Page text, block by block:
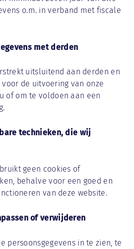
o.m. in verband met fiscale
met derden
uitsluitend aan derden en
de uitvoering van onze
of om te voldoen aan een
technieken, die wij
geen cookies of
behalve voor een goed en
van deze website.
of verwijderen
persoonsgegevens in te zien, te